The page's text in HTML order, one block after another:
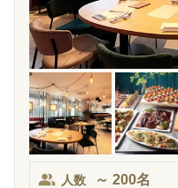
人数 ～ 200名